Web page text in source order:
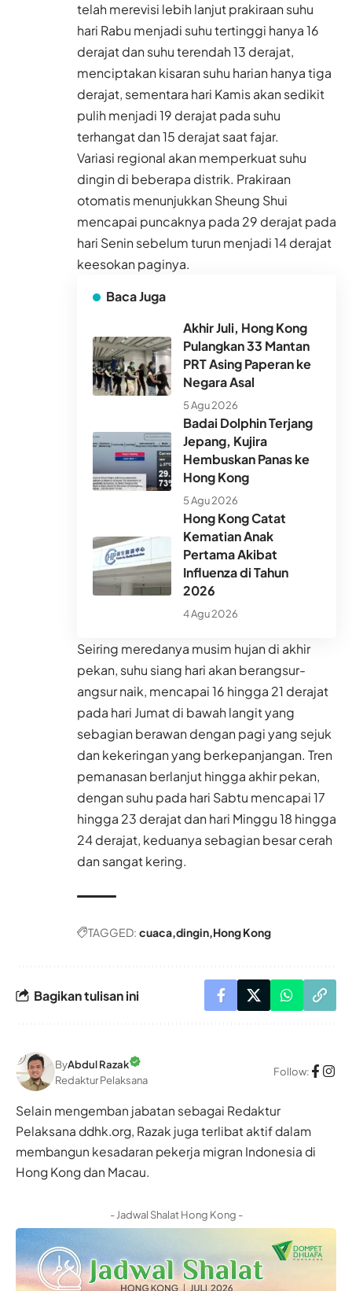
telah merevisi lebih lanjut prakiraan suhu
hari Rabu menjadi suhu tertinggi hanya 16
derajat dan suhu terendah 13 derajat,
menciptakan kisaran suhu harian hanya tiga
derajat, sementara hari Kamis akan sedikit
pulih menjadi 19 derajat pada suhu
terhangat dan 15 derajat saat fajar.
Variasi regional akan memperkuat suhu
dingin di beberapa distrik. Prakiraan
otomatis menunjukkan Sheung Shui
mencapai puncaknya pada 29 derajat pada
hari Senin sebelum turun menjadi 14 derajat
keesokan paginya.
Baca Juga
Akhir Juli, Hong Kong
Pulangkan 33 Mantan
PRT Asing Paperan ke
Negara Asal
5 Agu 2026
Badai Dolphin Terjang
Jepang, Kujira
Hembuskan Panas ke
Hong Kong
5 Agu 2026
Hong Kong Catat
Kematian Anak
Pertama Akibat
Influenza di Tahun
2026
4 Agu 2026
Seiring meredanya musim hujan di akhir
pekan, suhu siang hari akan berangsur-
angsur naik, mencapai 16 hingga 21 derajat
pada hari Jumat di bawah langit yang
sebagian berawan dengan pagi yang sejuk
dan kekeringan yang berkepanjangan. Tren
pemanasan berlanjut hingga akhir pekan,
dengan suhu pada hari Sabtu mencapai 17
hingga 23 derajat dan hari Minggu 18 hingga
24 derajat, keduanya sebagian besar cerah
dan sangat kering.
TAGGED: cuaca dingin Hong Kong
Bagikan tulisan ini
ByAbdul Razak
Redaktur Pelaksana
Follow:
Selain mengemban jabatan sebagai Redaktur
Pelaksana ddhk.org, Razak juga terlibat aktif dalam
membangun kesadaran pekerja migran Indonesia di
Hong Kong dan Macau.
- Jadwal Shalat Hong Kong -